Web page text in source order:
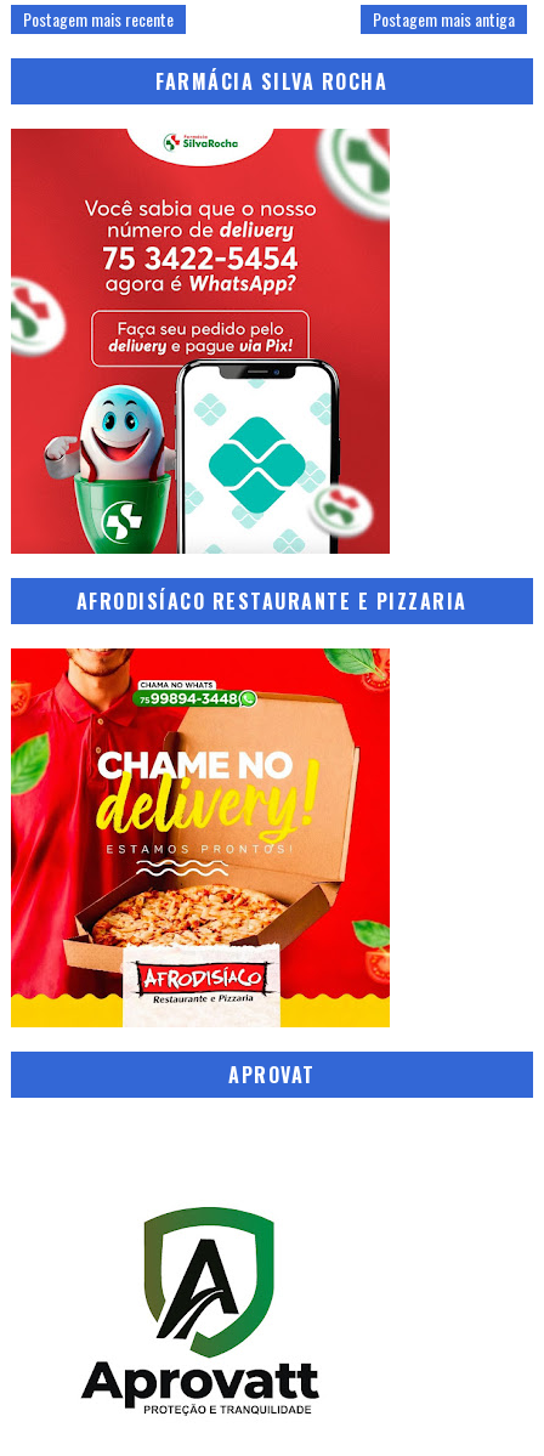
Postagem mais recente Postagem mais antiga
FARMÁCIA SILVA ROCHA
AFRODISÍACO RESTAURANTE E PIZZARIA
APROVAT